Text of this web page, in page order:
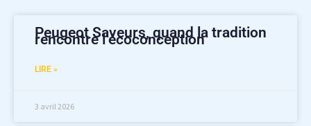
Peugeot Saveurs, quand la tradition
rencontre l’écoconception
LIRE »
3 avril 2026